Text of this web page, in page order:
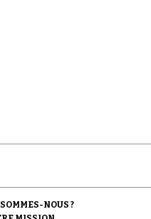
NOUS ?